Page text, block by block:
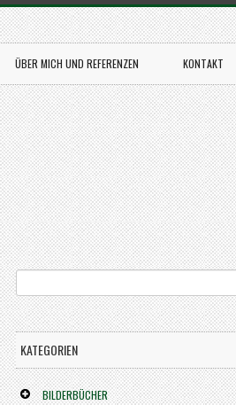
ÜBER MICH UND REFERENZEN KONTAKT
KATEGORIEN
BILDERBÜCHER